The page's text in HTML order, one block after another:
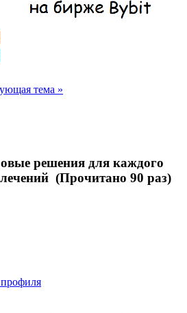
тема »
решения для каждого
(Прочитано 90 раз)